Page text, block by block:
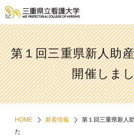
第１回三重県新人助
開催しま
HOME 新着情報
第１回三重県新人
た